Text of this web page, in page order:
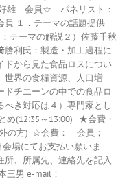
雄 会員☆ パネリスト：
員 １．テーマの話題提供
テーマの解説２）佐藤千秋
勝利氏：製造・加工過程に
ドから見た食品ロスについ
世界の食糧資源、人口増
チエーンの中での食品ロ
き対応は４）専門家とし
め(12:35～13:00) ★会費・
の方) ☆会費： 会員；
場にてお支払い願いま
、所属先、連絡先を記入
三男 e-mail：